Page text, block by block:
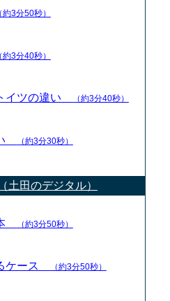
約3分50秒）
約3分40秒）
イツの違い （約3分40秒）
（約3分30秒）
土田のデジタル）
（約3分50秒）
ケース （約3分50秒）